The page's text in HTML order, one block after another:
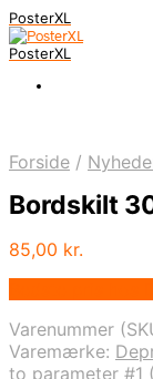
PosterXL
PosterXL
Forside /
Bordskilt
85,00 kr.
Varenummer
Varemærke:
to parameter #1